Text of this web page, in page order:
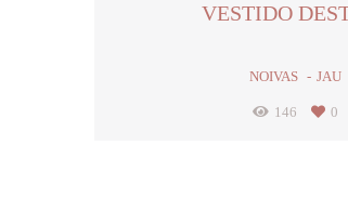
VESTIDO
NOIVAS JAU
146 0